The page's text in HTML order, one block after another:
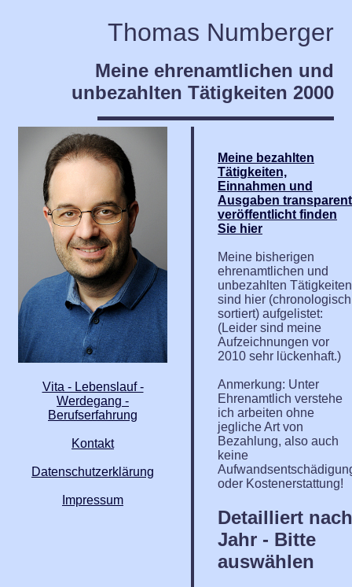
Thomas Numberger
Meine ehrenamtlichen und
unbezahlten Tätigkeiten 2000
Vita - Lebenslauf -
Werdegang -
Berufserfahrung
Kontakt
Datenschutzerklärung
Impressum
Meine bezahlten
Tätigkeiten,
Einnahmen und
Ausgaben transparent
veröffentlicht finden
Sie hier
Meine bisherigen
ehrenamtlichen und
unbezahlten Tätigkeiten
sind hier (chronologisch
sortiert) aufgelistet:
(Leider sind meine
Aufzeichnungen vor
2010 sehr lückenhaft.)
Anmerkung: Unter
Ehrenamtlich verstehe
ich arbeiten ohne
jegliche Art von
Bezahlung, also auch
keine
oder Kostenerstattung!
Detailliert nach
Jahr - Bitte
auswählen